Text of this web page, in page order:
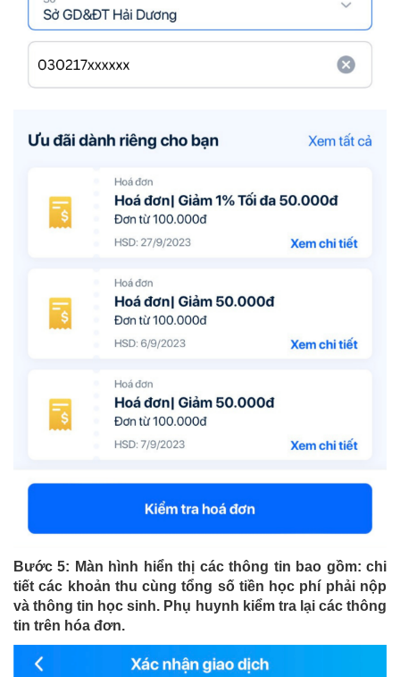
Bước 5: Màn hình hiển thị các thông tin bao gồm: chi
tiết các khoản thu cùng tổng số tiền học phí phải nộp
và thông tin học sinh. Phụ huynh kiểm tra lại các thông
tin trên hóa đơn.